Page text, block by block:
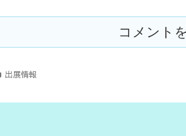
コメント
出展情報